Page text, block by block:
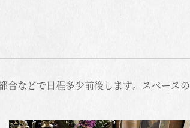
合などで日程多少前後します。スペースの